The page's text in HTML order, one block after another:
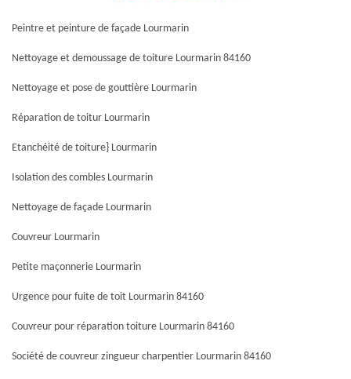
Peintre et peinture de façade Lourmarin
Nettoyage et demoussage de toiture Lourmarin 84160
Nettoyage et pose de gouttière Lourmarin
Réparation de toitur Lourmarin
Etanchéité de toiture} Lourmarin
Isolation des combles Lourmarin
Nettoyage de façade Lourmarin
Couvreur Lourmarin
Petite maçonnerie Lourmarin
Urgence pour fuite de toit Lourmarin 84160
Couvreur pour réparation toiture Lourmarin 84160
Société de couvreur zingueur charpentier Lourmarin 84160